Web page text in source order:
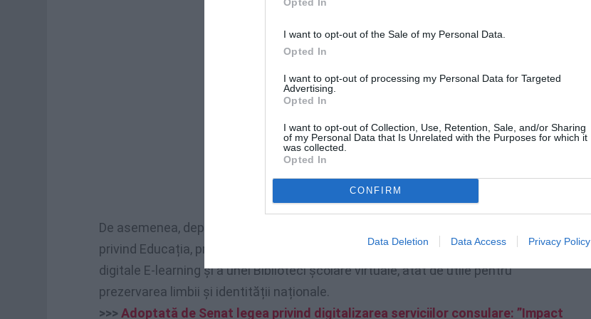
I want to opt-out of the Sale of my Personal Data.
Opted In
I want to opt-out of processing my Personal Data for Targeted
Advertising.
Opted In
I want to opt-out of Collection, Use, Retention, Sale, and/or Sharing
of my Personal Data that Is Unrelated with the Purposes for which it
was collected.
Opted In
CONFIRM
Data Deletion Data Access Privacy Policy
De asemenea, deputatul PNL a contribuit și la amendarea pachetului de legi
privind Educația, prin includerea în învățământul preuniversitar a unei platforme
digitale E-learning și a unei Biblioteci școlare virtuale, atât de utile pentru
prezervarea limbii și identității naționale.
>>> Adoptată de Senat legea privind digitalizarea serviciilor consulare: ”Impact